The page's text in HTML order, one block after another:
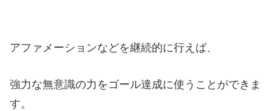
アファメーションなどを継続的に行えば、
強力な無意識の力をゴール達成に使うことができま
す。